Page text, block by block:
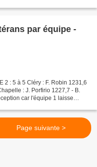
par équipe -
2 : 5 à 5 Cléry : F. Robin 1231,6
: J. Porfirio 1227,7 - B.
car l'équipe 1 laisse
Page suivante >